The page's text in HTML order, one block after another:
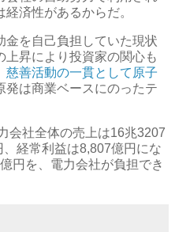
済性があるからだ。
金を自己負担していた現状
上昇により投資家の関心も
慈善活動の一貫として原子
発は商業ベースにのったテ
会社全体の売上は16兆3207
経常利益は8,807億円にな
円を、電力会社が負担でき